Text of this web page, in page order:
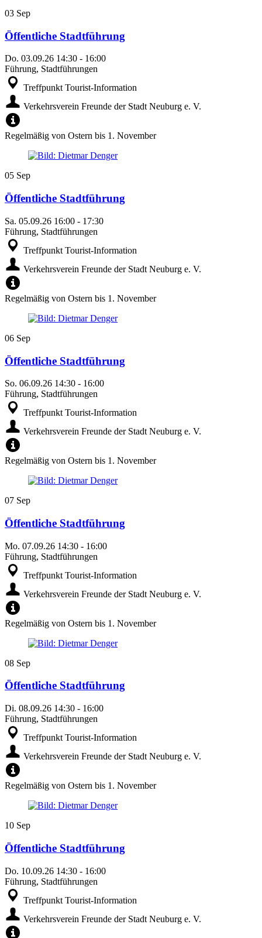
03 Sep
Öffentliche Stadtführung
Do. 03.09.26 14:30 - 16:00
Führung, Stadtführungen
Treffpunkt Tourist-Information
Verkehrsverein Freunde der Stadt Neuburg e. V.
Regelmäßig von Ostern bis 1. November
05 Sep
Öffentliche Stadtführung
Sa. 05.09.26 16:00 - 17:30
Führung, Stadtführungen
Treffpunkt Tourist-Information
Verkehrsverein Freunde der Stadt Neuburg e. V.
Regelmäßig von Ostern bis 1. November
06 Sep
Öffentliche Stadtführung
So. 06.09.26 14:30 - 16:00
Führung, Stadtführungen
Treffpunkt Tourist-Information
Verkehrsverein Freunde der Stadt Neuburg e. V.
Regelmäßig von Ostern bis 1. November
07 Sep
Öffentliche Stadtführung
Mo. 07.09.26 14:30 - 16:00
Führung, Stadtführungen
Treffpunkt Tourist-Information
Verkehrsverein Freunde der Stadt Neuburg e. V.
Regelmäßig von Ostern bis 1. November
08 Sep
Öffentliche Stadtführung
Di. 08.09.26 14:30 - 16:00
Führung, Stadtführungen
Treffpunkt Tourist-Information
Verkehrsverein Freunde der Stadt Neuburg e. V.
Regelmäßig von Ostern bis 1. November
10 Sep
Öffentliche Stadtführung
Do. 10.09.26 14:30 - 16:00
Führung, Stadtführungen
Treffpunkt Tourist-Information
Verkehrsverein Freunde der Stadt Neuburg e. V.